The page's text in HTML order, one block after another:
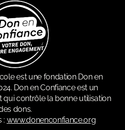
est une fondation Don en
Don en Confiance est un
contrôle la bonne utilisation
dons.
: www.donenconfiance.org